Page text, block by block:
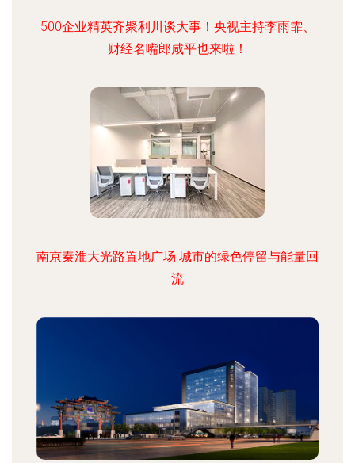
500企业精英齐聚利川谈大事！央视主持李雨霏、
财经名嘴郎咸平也来啦！
南京秦淮大光路置地广场 城市的绿色停留与能量回
流